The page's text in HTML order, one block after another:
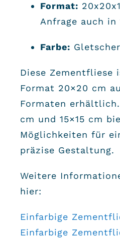
Format:
Anfrage auch
Farbe:
Diese Zementfliese
Format 20×20 cm
Formaten erhältlich.
cm und 15×15 cm
Möglichkeiten für
präzise Gestaltung.
Weitere
hier:
Einfarbige
Einfarbige